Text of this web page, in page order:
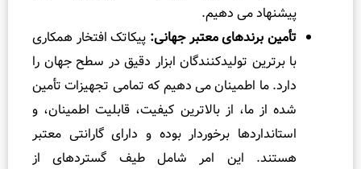
پیشنهاد می دهیم.
تأمین برندهای معتبر جهانی:پیکاتک افتخار همکاری
با برترین تولیدکنندگان ابزار دقیق در سطح جهان را
دارد. ما اطمینان می دهیم که تمامی تجهیزات تأمین
شده از ما، از بالاترین کیفیت، قابلیت اطمینان، و
استانداردها برخوردار بوده و دارای گارانتی معتبر
هستند. این امر شامل طیف گستردهای از